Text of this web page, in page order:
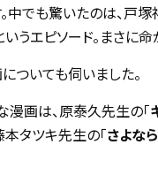
中でも驚いたのは、戸
うエピソード。まさに
ついても伺いました。
画は、原泰久先生の「
タツキ先生の「さよな